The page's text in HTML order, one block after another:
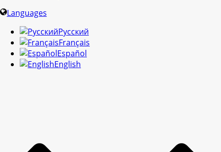
Languages
Русский
Français
Español
English